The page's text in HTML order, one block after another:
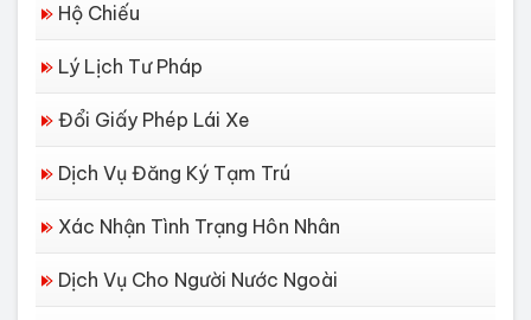
Hộ Chiếu
Lý Lịch Tư Pháp
Đổi Giấy Phép Lái Xe
Dịch Vụ Đăng Ký Tạm Trú
Xác Nhận Tình Trạng Hôn Nhân
Dịch Vụ Cho Người Nước Ngoài